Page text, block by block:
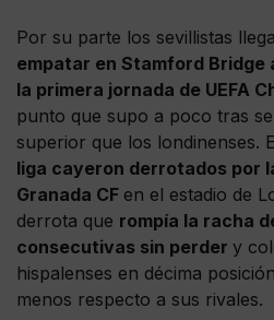
Por su parte los sevillistas
empatar en Stamford Bridge
la primera jornada de UEFA
punto que supo a poco tras
superior que los londinenses.
liga cayeron derrotados por
Granada CF en el estadio de
derrota que rompía la racha
consecutivas sin perder y
hispalenses en décima
menos respecto a sus rivales.